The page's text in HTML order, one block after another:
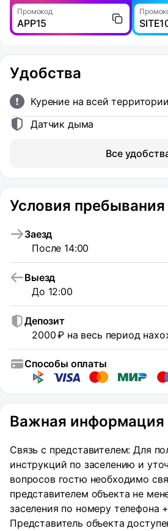
Промокод
APP15
Удобства
Курение на всей
Датчик дыма
Все
Условия пребывания
Заезд
После 14:00
Выезд
До 12:00
Депозит
2000 ₽ на весь период
Способы оплаты
Важная информация
Связь с представителем: Для
инструкций по заселению и
вопросов гостю необходимо
представителем объекта не
заселения по номеру телефона
Представитель объекта